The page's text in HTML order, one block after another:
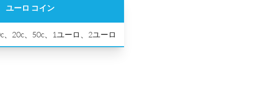
ユーロ コイン
、20c、50c、1ユーロ、2ユーロ